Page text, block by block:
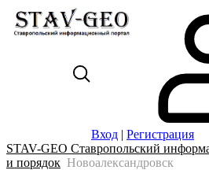
Вход | Регистрация
STAV-GEO Ставропольский
и порядок Новоалександровск